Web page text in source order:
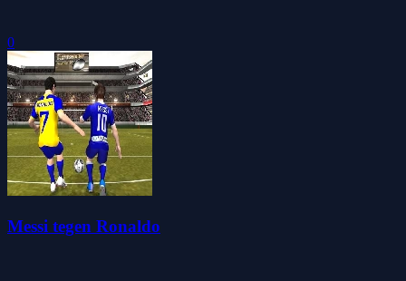
0
Messi tegen Ronaldo